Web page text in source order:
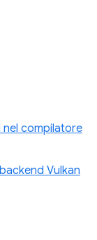
nel compilatore
Vulkan